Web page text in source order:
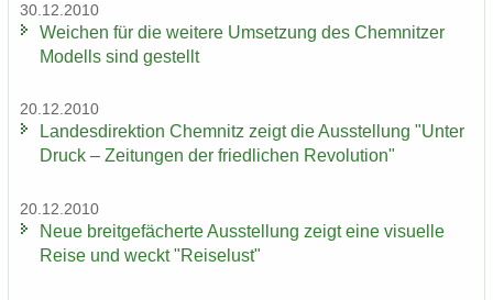
30.12.2010
Wei­chen für die wei­te­re Um­set­zung des Chem­nit­zer
Mo­dells sind ge­stellt
20.12.2010
Lan­des­di­rek­ti­on Chem­nitz zeigt die Aus­stel­lung "Unter
Druck – Zei­tun­gen der fried­li­chen Re­vo­lu­ti­on"
20.12.2010
Neue breit­ge­fä­cher­te Aus­stel­lung zeigt eine vi­su­el­le
Reise und weckt "Rei­se­lust"